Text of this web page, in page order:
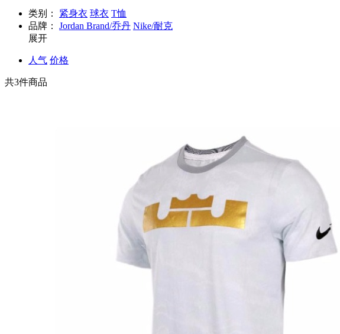
类别： 紧身衣 球衣 T恤
品牌：
Jordan Brand/乔丹 Nike/耐克
展开
人气 价格
共3件商品